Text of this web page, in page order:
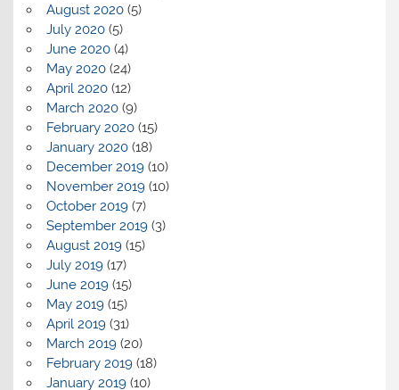
August 2020(5)
July 2020(5)
June 2020(4)
May 2020(24)
April 2020(12)
March 2020(9)
February 2020(15)
January 2020(18)
December 2019(10)
November 2019(10)
October 2019(7)
September 2019(3)
August 2019(15)
July 2019(17)
June 2019(15)
May 2019(15)
April 2019(31)
March 2019(20)
February 2019(18)
January 2019(10)